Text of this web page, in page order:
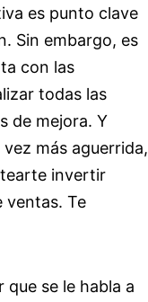
es punto clave
Sin embargo, es
con las
todas las
de mejora. Y
más aguerrida,
invertir
ventas. Te
se le habla a